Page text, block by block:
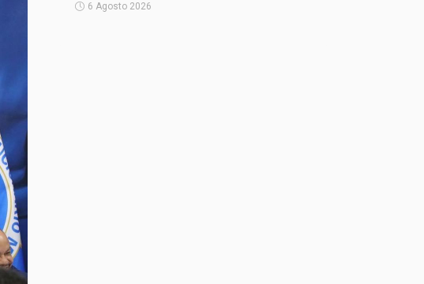
6 Agosto 2026